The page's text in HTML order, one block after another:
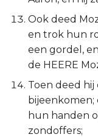
1 Johannes
2 Johannes
3 Johannes
Judas
Ook deed
en trok hun
een gordel,
de HEERE
Toen deed hij
bijeenkomen;
hun handen
zondoffers;